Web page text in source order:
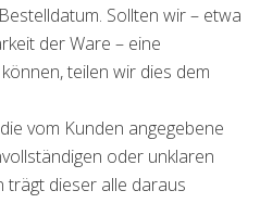
Sollten wir – etwa
der Ware – eine
teilen wir dies dem
vom Kunden angegebene
oder unklaren
trägt dieser alle daraus